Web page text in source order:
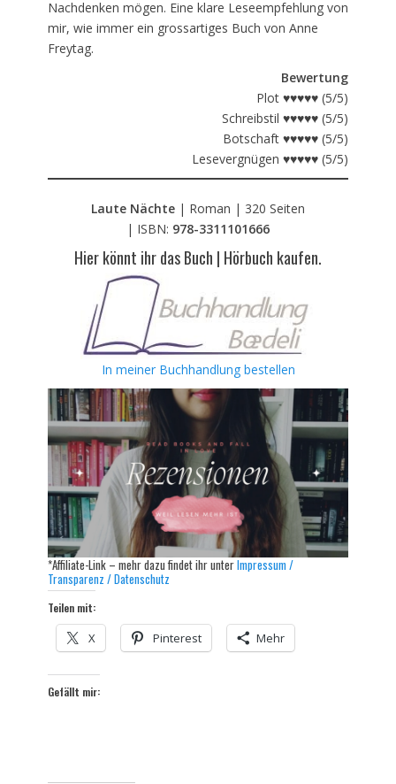
Nachdenken mögen. Eine klare Leseempfehlung von
mir, wie immer ein grossartiges Buch von Anne
Freytag.
Bewertung
Plot ♥♥♥♥♥ (5/5)
Schreibstil ♥♥♥♥♥ (5/5)
Botschaft ♥♥♥♥♥ (5/5)
Lesevergnügen ♥♥♥♥♥ (5/5)
Laute Nächte | Roman | 320 Seiten
| ISBN: 978-3311101666
Hier könnt ihr das Buch | Hörbuch kaufen.
In meiner Buchhandlung bestellen
*Affiliate-Link – mehr dazu findet ihr unterImpressum /
Transparenz / Datenschutz
Teilen mit:
X Pinterest Mehr
Gefällt mir: